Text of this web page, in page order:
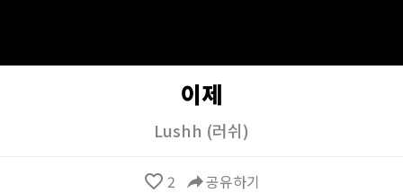
이제
Lushh (러쉬)
favorite_border 2 reply공유하기